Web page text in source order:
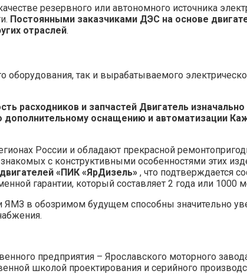
резервного или автономного источника
Постоянными заказчиками ДЭС на основе
отраслей.
так и вырабатываемого
расходников и запчастей Двигатель
оснащению и автоматизации
России и обладают прекрасной
с конструктивными особенностями этих
«ПИК «ЯрДизель» , что подтверждается
гарантии, который составляет 2 года или 1000
в обозримом будущем способны значительно
предприятия – Ярославского моторного
школой проектирования и серийного